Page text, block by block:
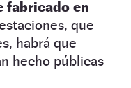
fabricado en
que
habrá que
hecho públicas